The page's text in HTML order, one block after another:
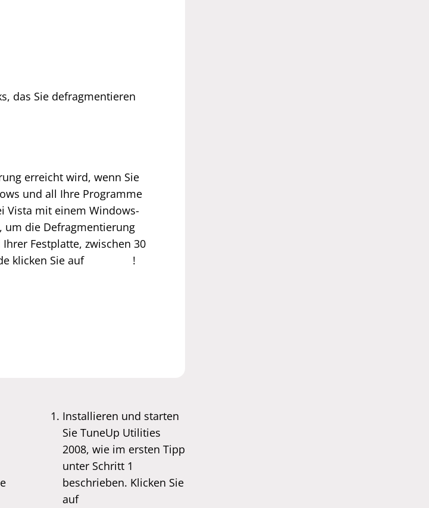
das Sie defragmentieren
erreicht wird, wenn Sie
und all Ihre Programme
Vista mit einem Windows-
, um die Defragmentierung
Festplatte, zwischen 30
klicken Sie auf
!
Installieren und starten
Sie TuneUp Utilities
2008, wie im ersten Tipp
unter Schritt 1
beschrieben. Klicken Sie
auf